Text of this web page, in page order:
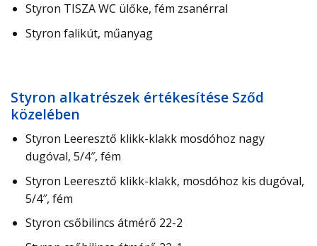
Styron TISZA WC ülőke, fém zsanérral
Styron falikút, műanyag
Styron alkatrészek értékesítése Sződ
közelében
Styron Leeresztő klikk-klakk mosdóhoz nagy
dugóval, 5/4″, fém
Styron Leeresztő klikk-klakk, mosdóhoz kis dugóval,
5/4″, fém
Styron csőbilincs átmérő 22-2